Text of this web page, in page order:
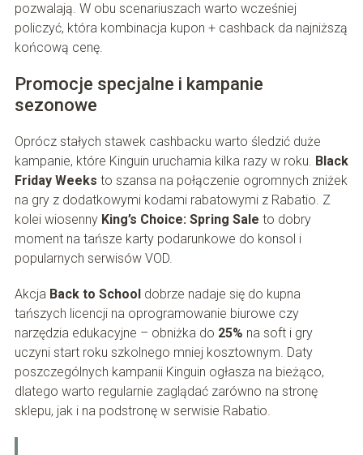
pozwalają. W obu scenariuszach warto wcześniej
policzyć, która kombinacja kupon + cashback da najniższą
końcową cenę.
Promocje specjalne i kampanie
sezonowe
Oprócz stałych stawek cashbacku warto śledzić duże
kampanie, które Kinguin uruchamia kilka razy w roku. Black
Friday Weeks to szansa na połączenie ogromnych zniżek
na gry z dodatkowymi kodami rabatowymi z Rabatio. Z
kolei wiosenny King’s Choice: Spring Sale to dobry
moment na tańsze karty podarunkowe do konsol i
popularnych serwisów VOD.
Akcja Back to Schooldobrze nadaje się do kupna
tańszych licencji na oprogramowanie biurowe czy
narzędzia edukacyjne – obniżka do 25% na soft i gry
uczyni start roku szkolnego mniej kosztownym. Daty
poszczególnych kampanii Kinguin ogłasza na bieżąco,
dlatego warto regularnie zaglądać zarówno na stronę
sklepu, jak i na podstronę w serwisie Rabatio.